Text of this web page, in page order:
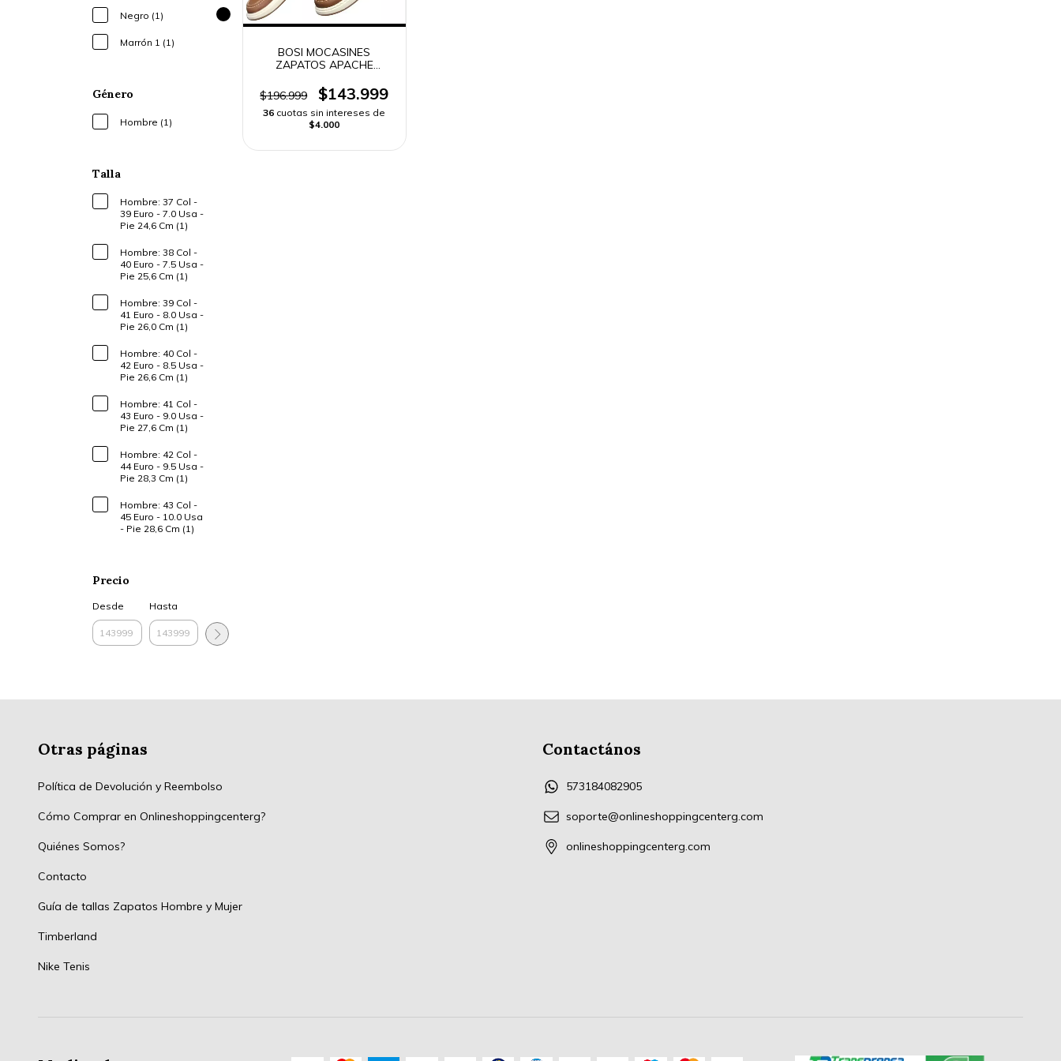
Negro (1)
Marrón 1 (1)
Género
Hombre (1)
Talla
Hombre: 37 Col -
39 Euro - 7.0 Usa -
Pie 24,6 Cm (1)
Hombre: 38 Col -
40 Euro - 7.5 Usa -
Pie 25,6 Cm (1)
Hombre: 39 Col -
41 Euro - 8.0 Usa -
Pie 26,0 Cm (1)
Hombre: 40 Col -
42 Euro - 8.5 Usa -
Pie 26,6 Cm (1)
Hombre: 41 Col -
43 Euro - 9.0 Usa -
Pie 27,6 Cm (1)
Hombre: 42 Col -
44 Euro - 9.5 Usa -
Pie 28,3 Cm (1)
Hombre: 43 Col -
45 Euro - 10.0 Usa
- Pie 28,6 Cm (1)
Precio
Desde Hasta
BOSI MOCASINES
ZAPATOS APACHE
$196.999
$143.999
36 cuotas sin intereses de
$4.000
Otras páginas
Política de Devolución y Reembolso
Cómo Comprar en Onlineshoppingcenterg?
Quiénes Somos?
Contacto
Guía de tallas Zapatos Hombre y Mujer
Timberland
Nike Tenis
Contactános
573184082905
soporte@onlineshoppingcenterg.com
onlineshoppingcenterg.com